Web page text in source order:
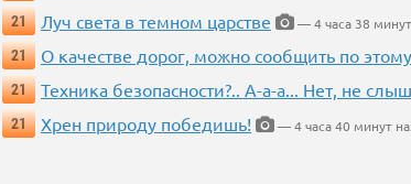
21
Луч света в темном царстве
— 4 часа 38
21
О качестве дорог, можно сообщить по
21
Техника безопасности?.. А-а-а... Нет, не
21
Хрен природу победишь! — 4 часа 40 минут